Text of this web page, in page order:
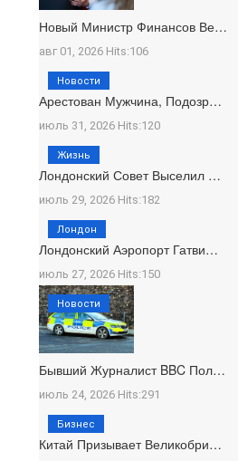
Новый Министр Финансов Ве…
авг 01, 2026 Hits:106
Арестован Мужчина, Подозр…
июль 31, 2026 Hits:120
Новости
Лондонский Совет Выселил …
июль 29, 2026 Hits:182
Жизнь
Лондонский Аэропорт Гатви…
июль 27, 2026 Hits:150
Лондон
Бывший Журналист BBC Пол…
июль 24, 2026 Hits:291
Новости
Китай Призывает Великобри…
Бизнес